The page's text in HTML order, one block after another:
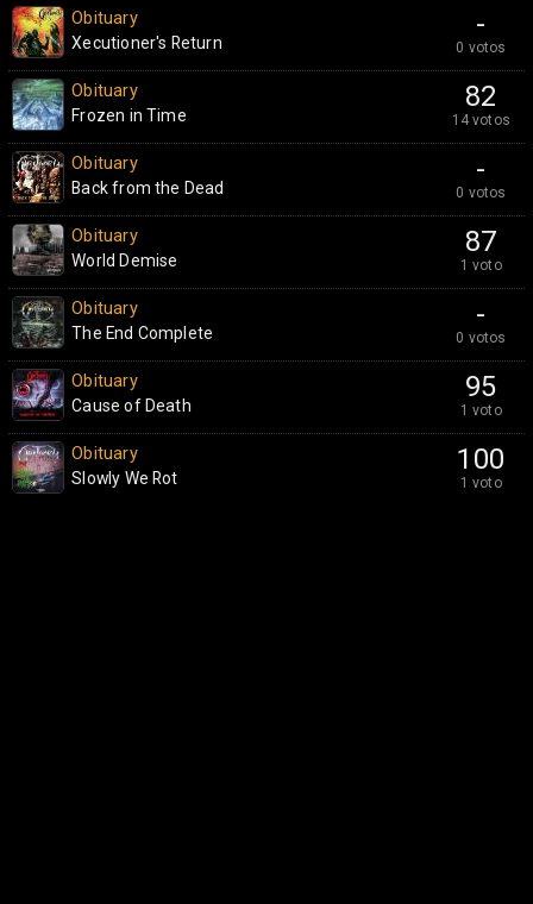
-
0 votos
Obituary
Xecutioner's Return
82
14 votos
Obituary
Frozen in Time
-
0 votos
Obituary
Back from the Dead
87
1 voto
Obituary
World Demise
-
0 votos
Obituary
The End Complete
95
1 voto
Obituary
Cause of Death
100
1 voto
Obituary
Slowly We Rot